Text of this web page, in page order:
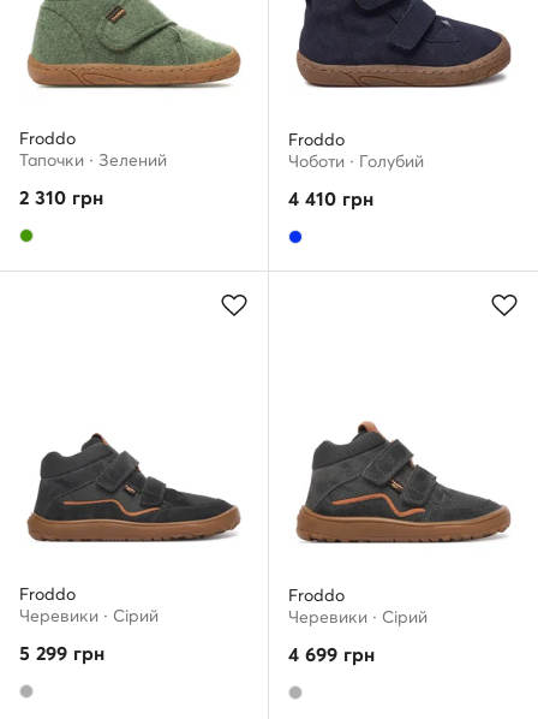
Froddo
Тапочки · Зелений
2 310 грн
Froddo
Чоботи · Голубий
4 410 грн
Froddo
Черевики · Сірий
5 299 грн
Froddo
Черевики · Сірий
4 699 грн